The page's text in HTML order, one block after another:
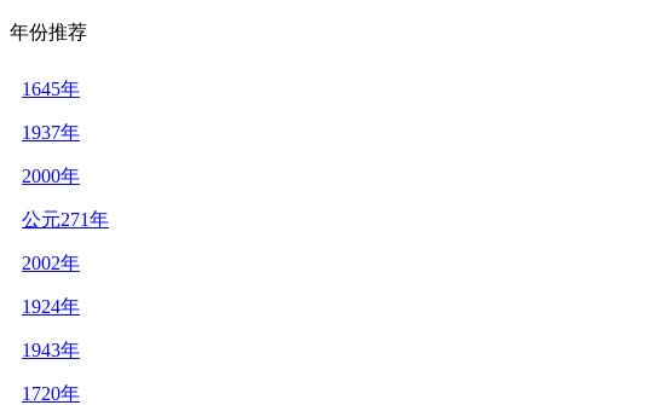
年份推荐
1645年
1937年
2000年
公元271年
2002年
1924年
1943年
1720年